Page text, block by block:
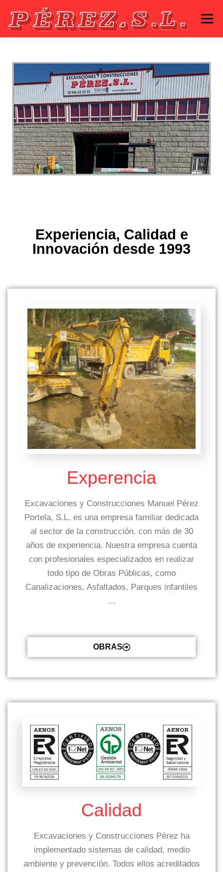
Menú
OBRAS CONTACTO
Experiencia, Calidad e
Innovación desde 1993
Experencia
Excavaciones y Construcciones Manuel Pérez
Portela, S.L. es una empresa familiar dedicada
al sector de la construcción, con más de 30
años de experiencia. Nuestra empresa cuenta
con profesionales especializados en realizar
todo tipo de Obras Públicas, como
Canalizaciones, Asfaltados, Parques infantiles
…
OBRAS
Calidad
Excavaciones y Construcciones Pérez ha
implementado sistemas de calidad, medio
ambiente y prevención. Todos ellos acreditados